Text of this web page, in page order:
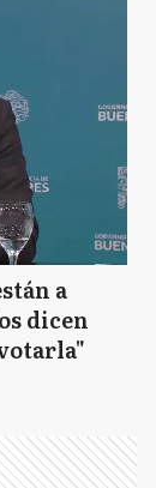
a
dicen